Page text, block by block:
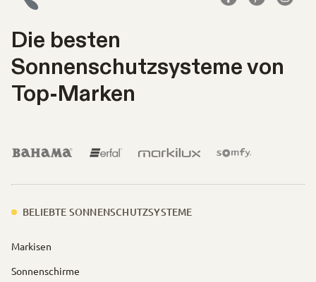
Die besten
Sonnenschutzsysteme von
Top-Marken
BELIEBTE SONNENSCHUTZSYSTEME
Markisen
Sonnenschirme